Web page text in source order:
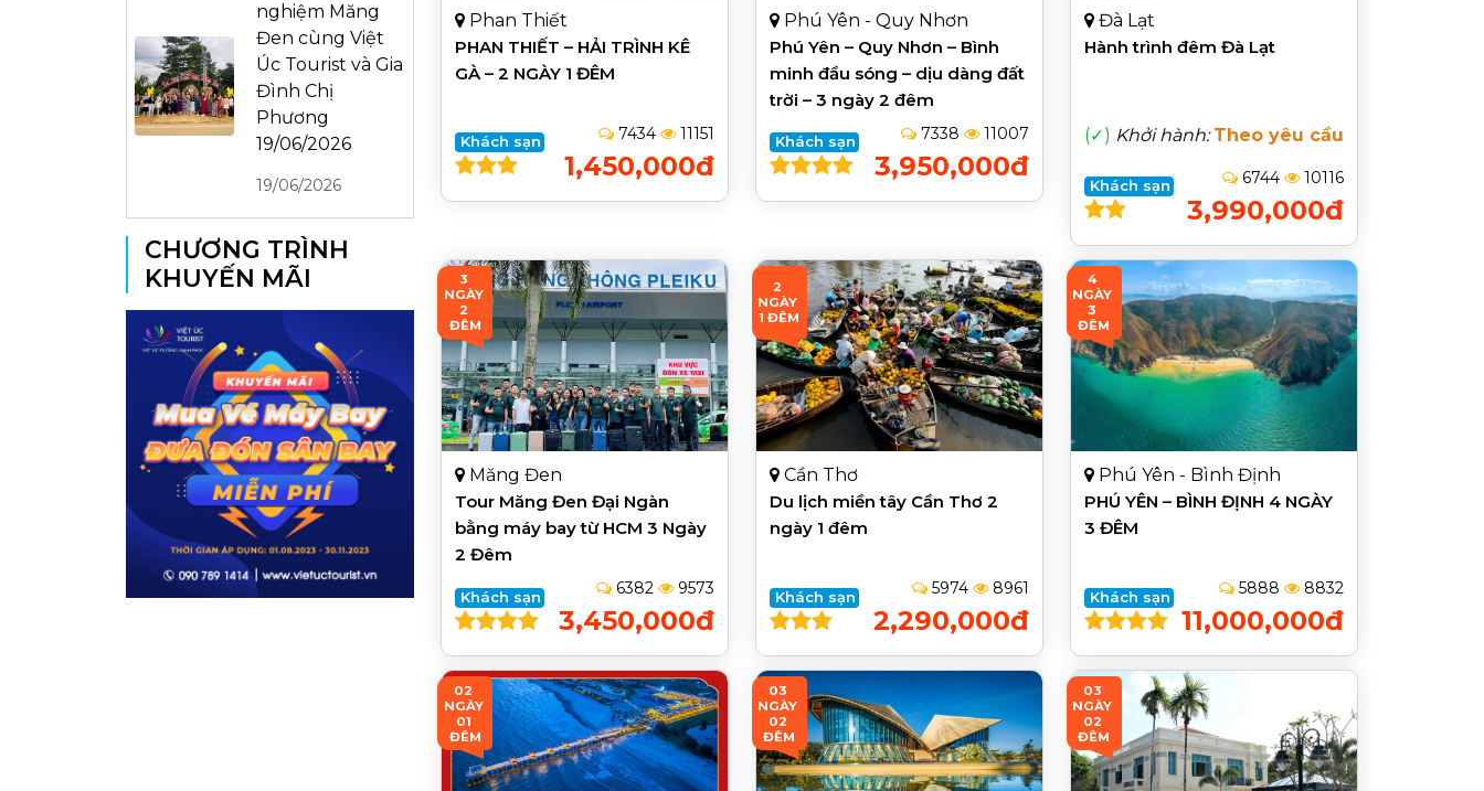
nghiệm Măng
Đen cùng Việt
Úc Tourist và Gia
Đình Chị
Phương
19/06/2026
19/06/2026
CHƯƠNG TRÌNH
KHUYẾN MÃI
Phan Thiết
PHAN THIẾT – HẢI TRÌNH KÊ
GÀ – 2 NGÀY 1 ĐÊM
Khách sạn 7434 11151
1,450,000đ
Phú Yên - Quy Nhơn
Phú Yên – Quy Nhơn – Bình
minh đầu sóng – dịu dàng đất
trời – 3 ngày 2 đêm
Khách sạn 7338 11007
3,950,000đ
Đà Lạt
Hành trình đêm Đà Lạt
(✓) Khởi hành: Theo yêu cầu
Khách sạn 6744 10116
3,990,000đ
3
NGÀY
2
ĐÊM
Măng Đen
Tour Măng Đen Đại Ngàn
bằng máy bay từ HCM 3 Ngày
2 Đêm
Khách sạn 6382 9573
3,450,000đ
2
NGÀY
1 ĐÊM
Cần Thơ
Du lịch miền tây Cần Thơ 2
ngày 1 đêm
Khách sạn 5974 8961
2,290,000đ
4
NGÀY
3
ĐÊM
Phú Yên - Bình Định
PHÚ YÊN – BÌNH ĐỊNH 4 NGÀY
3 ĐÊM
Khách sạn 5888 8832
11,000,000đ
02
NGÀY
01
ĐÊM
03
NGÀY
02
ĐÊM
03
NGÀY
02
ĐÊM